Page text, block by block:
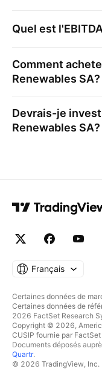
Quel est
Comment
Renewables SA?
Devrais-je
Renewables SA?
Français
Certaines données de
Certaines données de
2026 FactSet Research
Copyright © 2026,
CUSIP fournie par
Documents déposés
Quartr.
© 2026 TradingView, Inc.